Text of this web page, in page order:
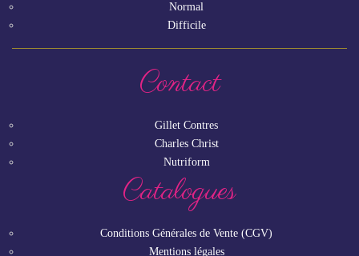
Normal
Difficile
Contact
Gillet Contres
Charles Christ
Nutriform
Catalogues
Conditions Générales de Vente (CGV)
Mentions légales